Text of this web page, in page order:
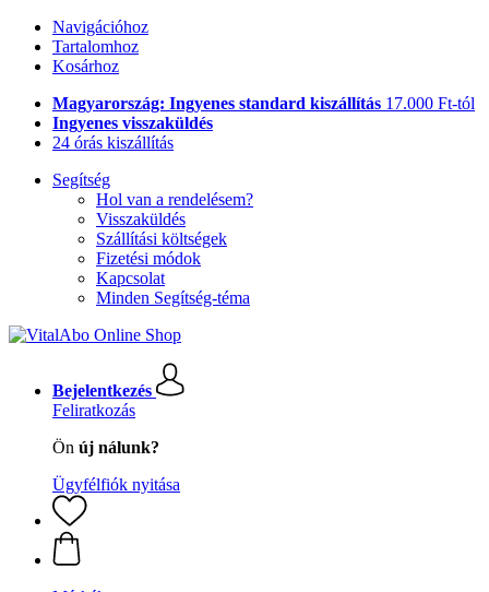
Navigációhoz
Tartalomhoz
Kosárhoz
Magyarország: Ingyenes standard kiszállítás 17.000 Ft-tól
Ingyenes visszaküldés
24 órás kiszállítás
Segítség
Hol van a rendelésem?
Visszaküldés
Szállítási költségek
Fizetési módok
Kapcsolat
Minden Segítség-téma
Bejelentkezés
Feliratkozás
Ön új nálunk?
Ügyfélfiók nyitása